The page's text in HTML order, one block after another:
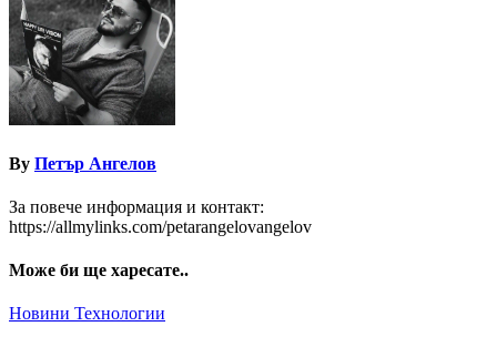
By Петър Ангелов
За повече информация и контакт:
https://allmylinks.com/petarangelovangelov
Може би ще харесате..
Новини Технологии